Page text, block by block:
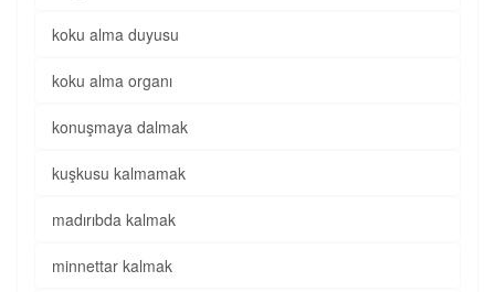
koku alma duyusu
koku alma organı
konuşmaya dalmak
kuşkusu kalmamak
madırıbda kalmak
minnettar kalmak